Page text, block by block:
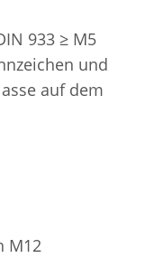
933 ≥ M5
und
auf dem
M12